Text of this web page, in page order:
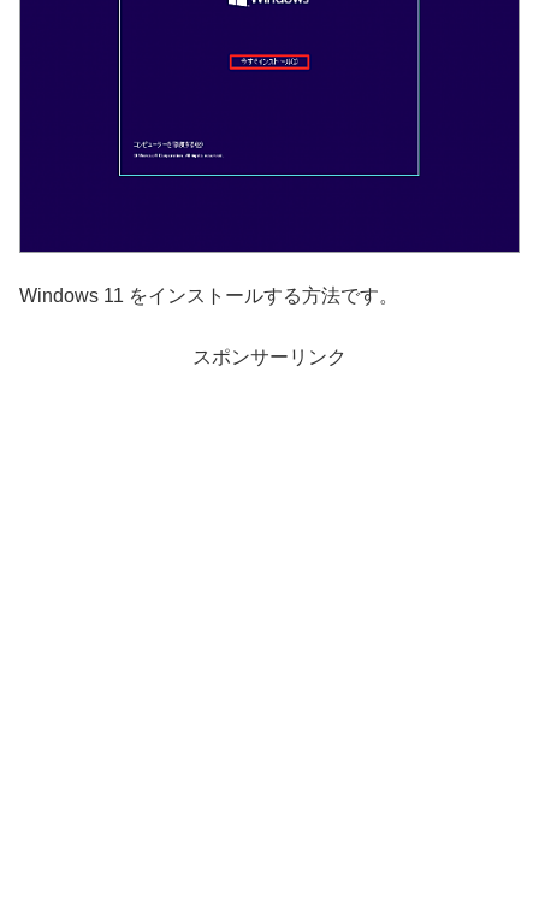
Windows 11 をインストールする方法です。
スポンサーリンク